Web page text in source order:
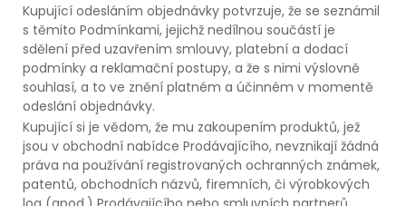
Kupující odesláním objednávky potvrzuje, že se seznámil
s těmito Podmínkami, jejichž nedílnou součástí je
sdělení před uzavřením smlouvy, platební a dodací
podmínky a reklamační postupy, a že s nimi výslovně
souhlasí, a to ve znění platném a účinném v momentě
odeslání objednávky.
Kupující si je vědom, že mu zakoupením produktů, jež
jsou v obchodní nabídce Prodávajícího, nevznikají žádná
práva na používání registrovaných ochranných známek,
patentů, obchodních názvů, firemních, či výrobkových